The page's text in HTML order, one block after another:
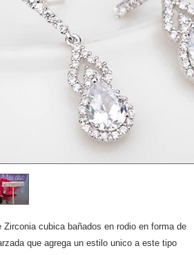
Zirconia cubica bañados en rodio en forma de
que agrega un estilo unico a este tipo